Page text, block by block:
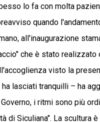
lo fa con molta
quando
all'inaugurazione
che è stato
visto la
lasciati tranquilli – ha
i ritmi sono più
di Siculiana". La scultura